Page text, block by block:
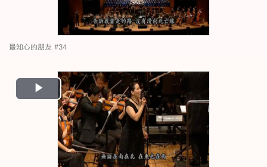
最知心的朋友 #34
Play
Video